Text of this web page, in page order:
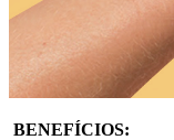
BENEFÍCIOS: